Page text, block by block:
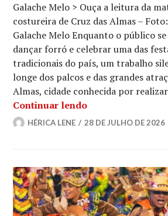
Galache Melo > Ouça a leitura da
costureira de Cruz das Almas –
Galache Melo Enquanto o público
dançar forró e celebrar uma das
tradicionais do país, um trabalho
longe dos palcos e das grandes
Almas, cidade conhecida por
Continuar lendoNos bastidores
HÉRICA LENE 28 DE JULHO DE 2026